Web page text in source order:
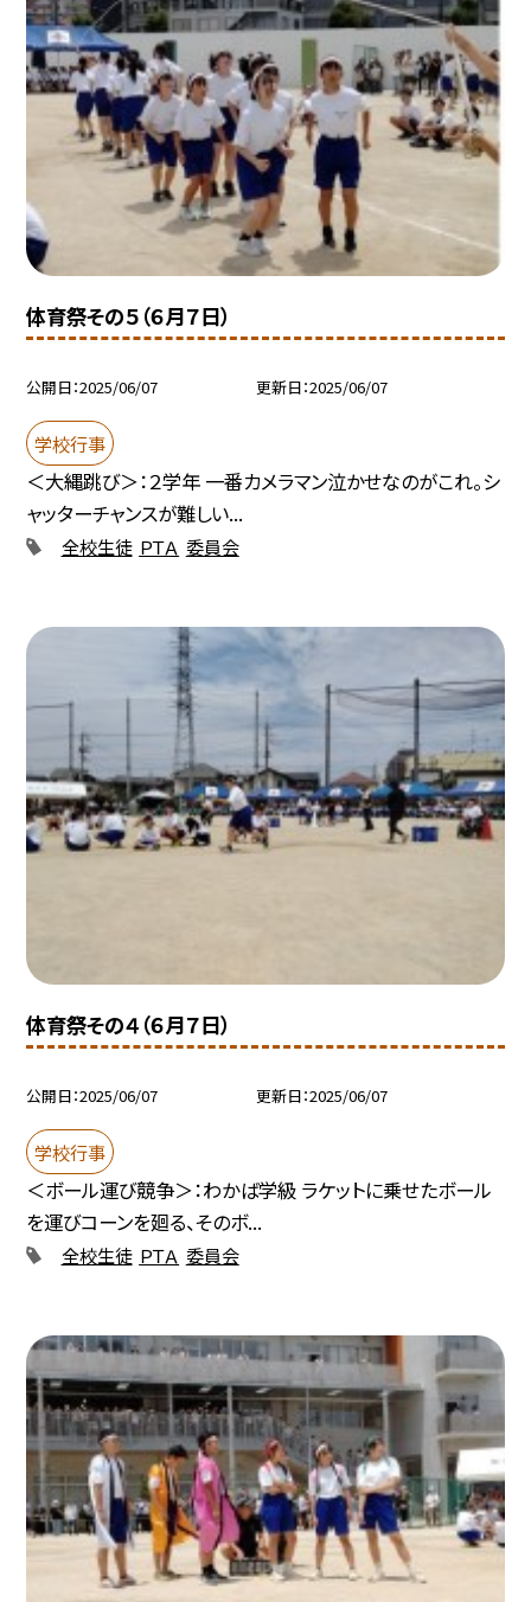
体育祭その５（６月７日）
公開日 2025/06/07 更新日 2025/06/07
学校行事
＜大縄跳び＞：２学年 一番カメラマン泣かせなのがこれ。シ
ャッターチャンスが難しい...
全校生徒 ＰＴＡ 委員会
体育祭その４（６月７日）
公開日 2025/06/07 更新日 2025/06/07
学校行事
＜ボール運び競争＞：わかば学級 ラケットに乗せたボール
を運びコーンを廻る、そのボ...
全校生徒 ＰＴＡ 委員会